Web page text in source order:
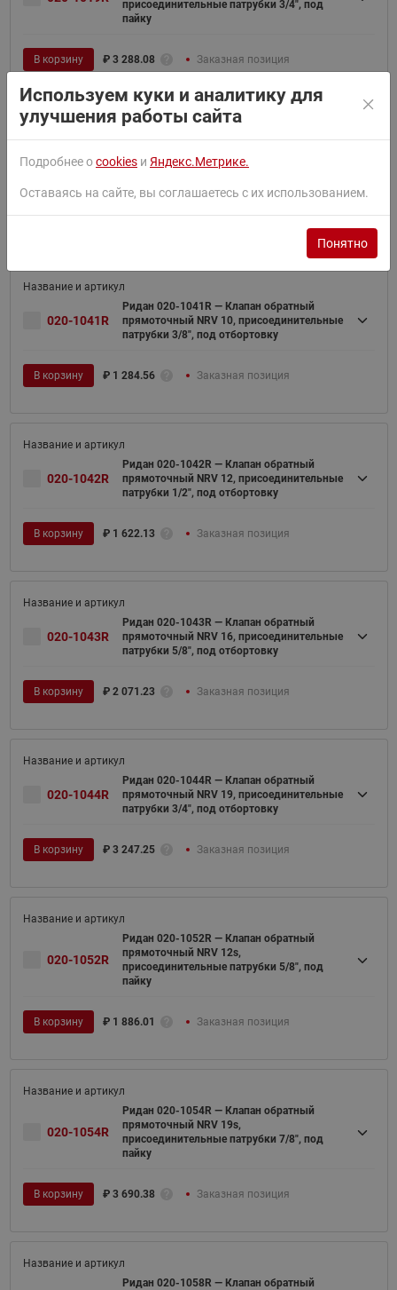
присоединительные патрубки 3/4", под
пайку
В корзину ₽ 3 288.08 Заказная позиция
020-1040R
прямоточный NRV 6, присоединительные
В корзину ₽ 1 079.43 Заказная позиция
020-1041R
Ридан 020-1041R — Клапан обратный
прямоточный NRV 10, присоединительные
патрубки 3/8", под отбортовку
В корзину ₽ 1 284.56 Заказная позиция
020-1042R
Ридан 020-1042R — Клапан обратный
прямоточный NRV 12, присоединительные
патрубки 1/2", под отбортовку
В корзину ₽ 1 622.13 Заказная позиция
020-1043R
Ридан 020-1043R — Клапан обратный
прямоточный NRV 16, присоединительные
патрубки 5/8", под отбортовку
В корзину ₽ 2 071.23 Заказная позиция
020-1044R
Ридан 020-1044R — Клапан обратный
прямоточный NRV 19, присоединительные
патрубки 3/4", под отбортовку
В корзину ₽ 3 247.25 Заказная позиция
020-1052R
Ридан 020-1052R — Клапан обратный
прямоточный NRV 12s,
присоединительные патрубки 5/8", под
пайку
В корзину ₽ 1 886.01 Заказная позиция
020-1054R
Ридан 020-1054R — Клапан обратный
прямоточный NRV 19s,
присоединительные патрубки 7/8", под
пайку
В корзину ₽ 3 690.38 Заказная позиция
Ридан 020-1058R — Клапан обратный
Используем куки и аналитику для
улучшения работы сайта
Подробнее оcookies и Яндекс.Метрике.
Оставаясь на сайте, вы соглашаетесь с их использованием.
Понятно